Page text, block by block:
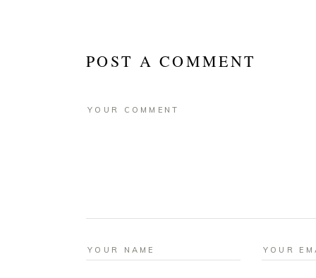
POST A COMMENT